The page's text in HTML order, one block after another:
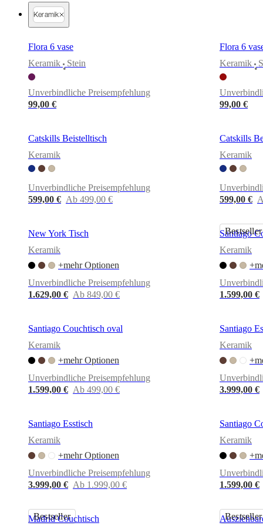
bestellenStore
finden
Über
BoConceptWerteCorporate
GeschichtePresse
LoungeHandwerkskunst
QualitätUnsere
DesignerIndividuelle
GestaltungKarriere
Partner
werdenProfessionalsTrade
ProgrammProjects
Keramik
Flora 6 vase
Keramik
•
Stein
Unverbindliche Preisempfehlung
99,00 €
Flora 6
Keramik
•
99,00 €
Catskills Beistelltisch
Keramik
Unverbindliche Preisempfehlung
599,00 € Ab 499,00 €
Catskills
Keramik
599,00 €
New York Tisch
Keramik
+mehr Optionen
Unverbindliche Preisempfehlung
1.629,00 € Ab 849,00 €
Bestseller
Santiago
Keramik
1.599,00 €
Santiago Couchtisch oval
Keramik
+mehr Optionen
Unverbindliche Preisempfehlung
1.599,00 € Ab 499,00 €
Santiago
Keramik
3.999,00 €
Santiago Esstisch
Keramik
+mehr Optionen
Unverbindliche Preisempfehlung
3.999,00 € Ab 1.999,00 €
Santiago
Keramik
1.599,00 €
Bestseller
Madrid Couchtisch
Bestseller